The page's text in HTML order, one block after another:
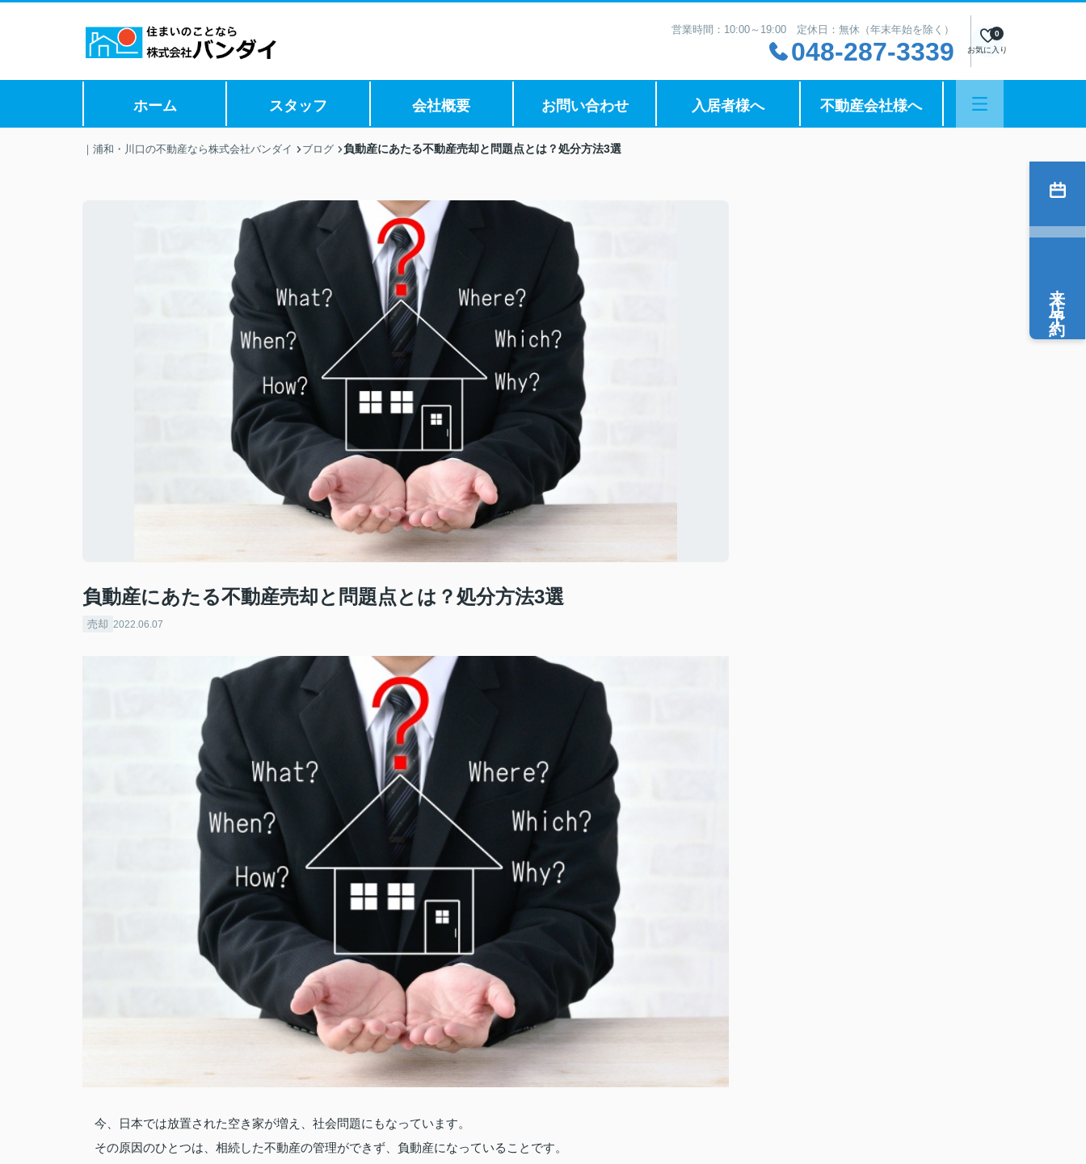
営業時間：10:00～19:00 定休日：無休（年末年始を除く）
048-287-3339 お気に入り
0
ホーム スタッフ 会社概要 お問い合わせ 入居者様へ 不動産会社様へ
｜浦和・川口の不動産なら株式会社バンダイ ブログ 負動産にあたる不動産売却と問題点とは？処分方法3選
負動産にあたる不動産売却と問題点とは？処分方法3選
売却 2022.06.07
今、日本では放置された空き家が増え、社会問題にもなっています。
その原因のひとつは、相続した不動産の管理ができず、負動産になっていることです。
来店予約